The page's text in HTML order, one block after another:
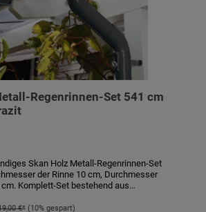
Regenrinnen-Set 541 cm
Skan Holz Metall-Regenrinnen-Set
der Rinne 10 cm, Durchmesser
Komplett-Set bestehend aus
Rohrschellen, Regenrinnenhaltern,
€* (10% gespart)